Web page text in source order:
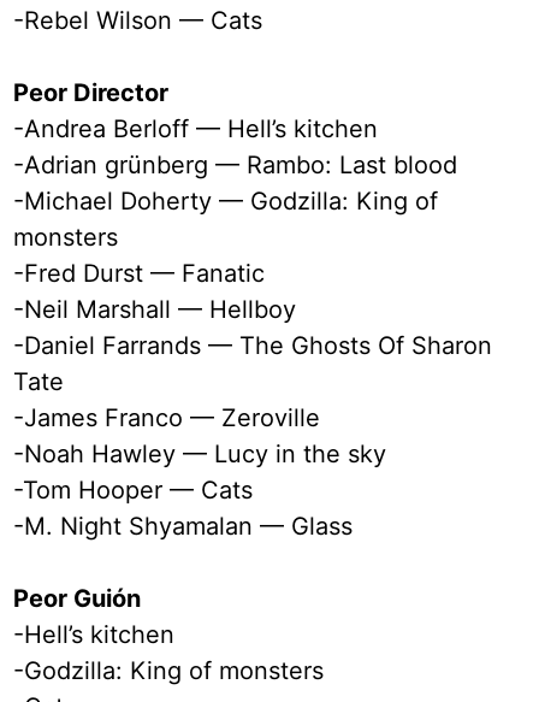
-Rebel Wilson — Cats
Peor Director
-Andrea Berloff — Hell’s kitchen
-Adrian grünberg — Rambo: Last blood
-Michael Doherty — Godzilla: King of
monsters
-Fred Durst — Fanatic
-Neil Marshall — Hellboy
-Daniel Farrands — The Ghosts Of Sharon
Tate
-James Franco — Zeroville
-Noah Hawley — Lucy in the sky
-Tom Hooper — Cats
-M. Night Shyamalan — Glass
Peor Guión
-Hell’s kitchen
-Godzilla: King of monsters